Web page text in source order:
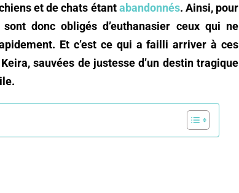
et de chats étantabandonnés. Ainsi, pour
donc obligés d’euthanasier ceux qui ne
Et c’est ce qui a failli arriver à ces
sauvées de justesse d’un destin tragique